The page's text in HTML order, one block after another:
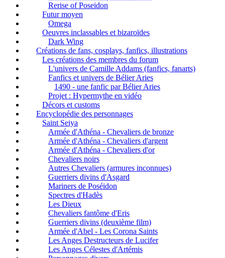
Rerise of Poseidon
Futur moyen
Omega
Oeuvres inclassables et bizaroïdes
Dark Wing
Créations de fans, cosplays, fanfics, illustrations
Les créations des membres du forum
L'univers de Camille Addams (fanfics, fanarts)
Fanfics et univers de Bélier Aries
1490 - une fanfic par Bélier Aries
Projet : Hypermythe en vidéo
Décors et customs
Encyclopédie des personnages
Saint Seiya
Armée d'Athéna - Chevaliers de bronze
Armée d'Athéna - Chevaliers d'argent
Armée d'Athéna - Chevaliers d'or
Chevaliers noirs
Autres Chevaliers (armures inconnues)
Guerriers divins d'Asgard
Mariners de Poséidon
Spectres d'Hadès
Les Dieux
Chevaliers fantôme d'Eris
Guerriers divins (deuxième film)
Armée d'Abel - Les Corona Saints
Les Anges Destructeurs de Lucifer
Les Anges Célestes d'Artémis